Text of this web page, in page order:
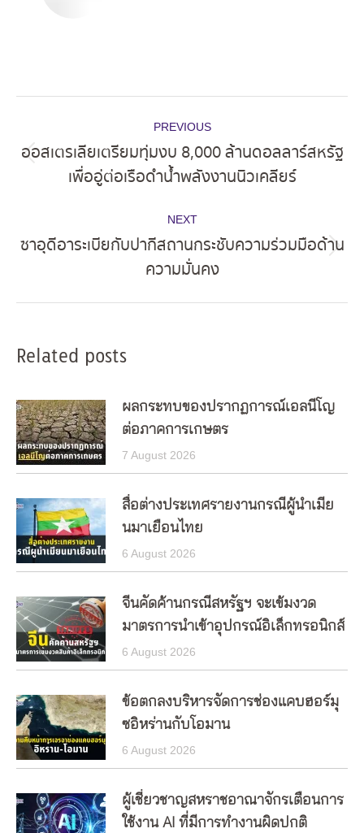
navigation
PREVIOUS
Previous
post:
ออสเตรเลียเตรียมทุ่มงบ 8,000 ล้านดอลลาร์สหรัฐ
เพื่ออู่ต่อเรือดำน้ำพลังงานนิวเคลียร์
NEXT
Next
post:
ซาอุดีอาระเบียกับปากีสถานกระชับความร่วมมือด้าน
ความมั่นคง
Related posts
ผลกระทบของปรากฏการณ์เอลนีโญ
ต่อภาคการเกษตร
7 August 2026
สื่อต่างประเทศรายงานกรณีผู้นำเมีย
นมาเยือนไทย
6 August 2026
จีนคัดค้านกรณีสหรัฐฯ จะเข้มงวด
มาตรการนำเข้าอุปกรณ์อิเล็กทรอนิกส์
6 August 2026
ข้อตกลงบริหารจัดการช่องแคบฮอร์มุ
ซอิหร่านกับโอมาน
6 August 2026
ผู้เชี่ยวชาญสหราชอาณาจักรเตือนการ
ใช้งาน AI ที่มีการทำงานผิดปกติ